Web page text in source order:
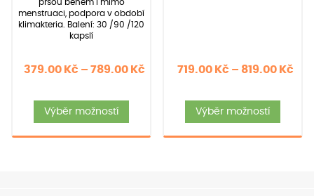
prsou během i mimo
menstruaci, podpora v období
klimakteria. Balení: 30 /90 /120
kapslí
379.00 Kč – 789.00 KčRozpětí
379.00 Kč
789.00 Kč
Výběr možností
má
719.00 Kč – 819.00 Kč
Výběr možností
má